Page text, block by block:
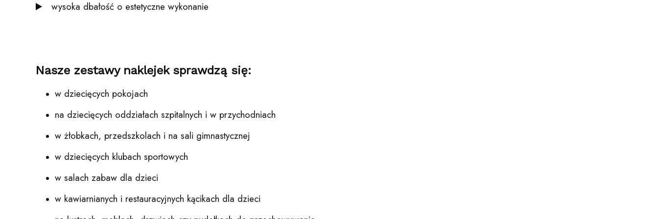
▶️ wysoka dbałość o estetyczne wykonanie
Nasze zestawy naklejek sprawdzą się:
w dziecięcych pokojach
na dziecięcych oddziałach szpitalnych i w przychodniach
w żłobkach, przedszkolach i na sali gimnastycznej
w dziecięcych klubach sportowych
w salach zabaw dla dzieci
w kawiarnianych i restauracyjnych kącikach dla dzieci